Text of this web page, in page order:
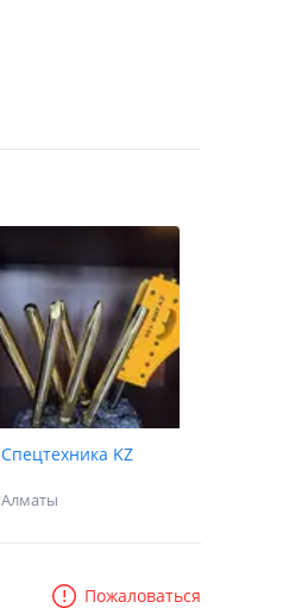
Спецтехника KZ
Алматы
Пожаловаться